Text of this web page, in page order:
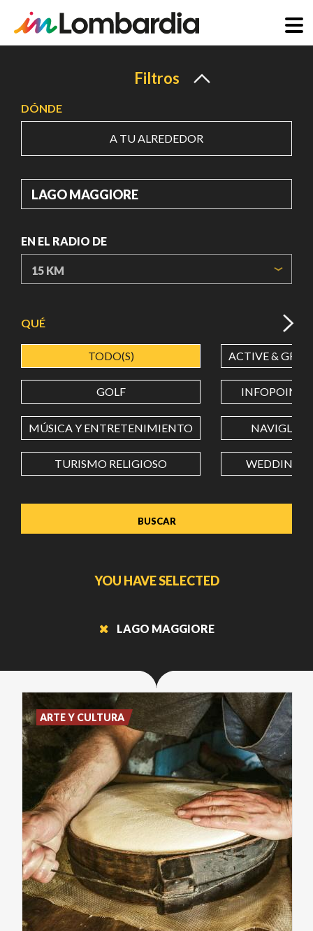
principal
Filtros
DÓNDE
A TU ALREDEDOR
DÓNDE
EN EL RADIO DE
LONGITUD
Value in decimal degrees. Use dot (.) as decimal separator.
QUÉ
TODO(S) ACTIVE &
GOLF INFOPOINT
MÚSICA Y ENTRETENIMIENTO NAVIGLI
TURISMO RELIGIOSO WEDDING
YOU HAVE SELECTED
LAGO MAGGIORE
ARTE Y CULTURA